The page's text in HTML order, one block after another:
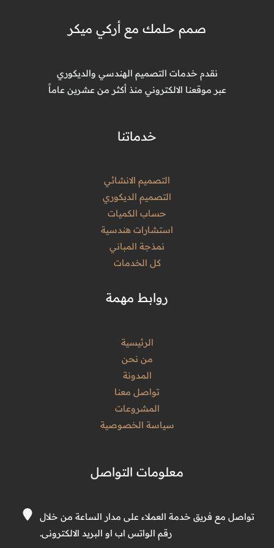
صمم حلمك مع أركي ميكر
نقدم خدمات التصميم الهندسي والديكوري
عبر موقعنا الالكتروني منذ أكثر من عشرين عاماً
خدماتنا
التصميم الانشائي
التصميم الديكوري
حساب الكميات
استشارات هندسية
نمذجة المباني
كل الخدمات
روابط مهمة
الرئيسية
من نحن
المدونة
تواصل معنا
المشروعات
سياسة الخصوصية
معلومات التواصل
تواصل مع فريق خدمة العملاء على مدار الساعة من خلال
رقم الواتس اب او البريد الالكترونى.